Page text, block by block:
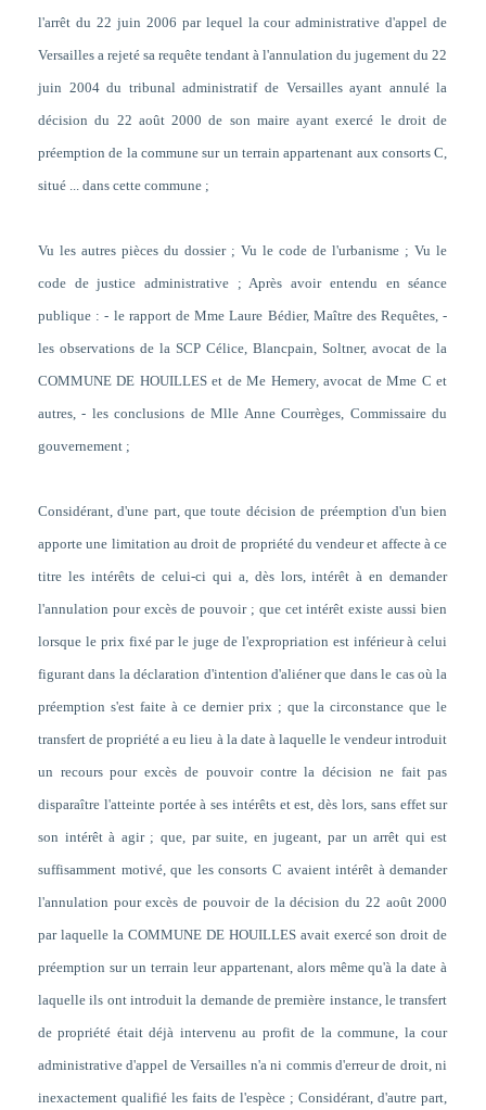
l'arrêt du 22 juin 2006 par lequel la cour administrative d'appel de
Versailles a rejeté sa requête tendant à l'annulation du jugement du 22
juin 2004 du tribunal administratif de Versailles ayant annulé la
décision du 22 août 2000 de son maire ayant exercé le droit de
préemption de la commune sur un terrain appartenant aux consorts C,
situé ... dans cette commune;
Vu les autres pièces du dossier ; Vu le code de l'urbanisme ; Vu le
code de justice administrative ; Après avoir entendu en séance
publique : - le rapport de Mme Laure Bédier, Maître des Requêtes, -
les observations de la SCP Célice, Blancpain, Soltner, avocat de la
COMMUNE DE HOUILLES et de Me Hemery, avocat de Mme C et
autres, - les conclusions de Mlle Anne Courrèges, Commissaire du
gouvernement ;
Considérant, d'une part,que toute décision de préemption d'un bien
apporte une limitation au droit de propriété du vendeur et affecte à ce
titre les intérêts de celui-ci qui a, dès lors, intérêt à en demander
l'annulation pour excès de pouvoir ; que cet intérêt existe aussi bien
lorsque le prix fixé par le juge de l'expropriation est inférieur à celui
figurant dans la déclaration d'intention d'aliéner que dans le cas où la
préemption s'est faite à ce dernier prix; que la circonstance que le
transfert de propriété a eu lieu à la date à laquelle le vendeur introduit
un recours pour excès de pouvoir contre la décision ne fait pas
disparaître l'atteinte portée à ses intérêts et est, dès lors, sans effet sur
son intérêt à agir ; que, par suite, en jugeant, par un arrêt qui est
suffisamment motivé, que les consorts C avaient intérêt à demander
l'annulation pour excès de pouvoir de la décision du 22 août 2000
par laquelle la COMMUNE DE HOUILLES avait exercé son droit de
préemption sur un terrain leur appartenant, alors même qu'à la date à
laquelle ils ont introduit la demande de première instance, le transfert
de propriété était déjà intervenu au profit de la commune, la cour
administrative d'appel de Versailles n'a ni commis d'erreur de droit, ni
inexactement qualifié les faits de l'espèce ; Considérant, d'autre part,